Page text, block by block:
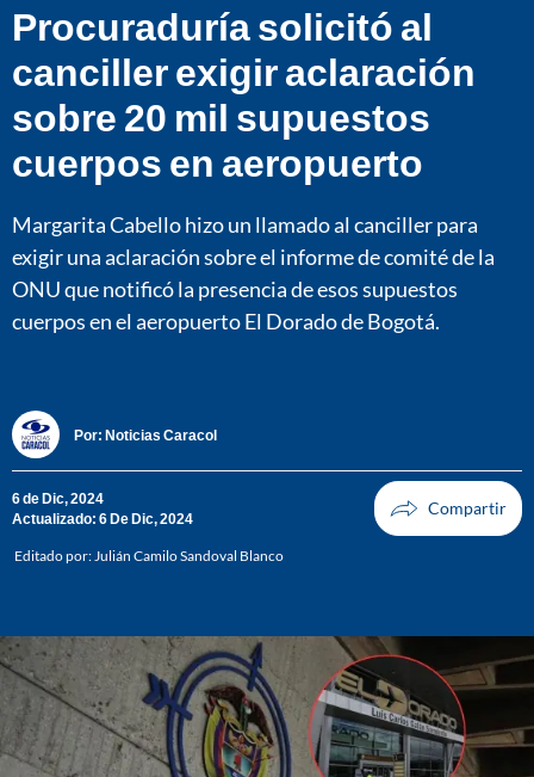
Procuraduría solicitó al
canciller exigir aclaración
sobre 20 mil supuestos
cuerpos en aeropuerto
Margarita Cabello hizo un llamado al canciller para
exigir una aclaración sobre el informe de comité de la
ONU que notificó la presencia de esos supuestos
cuerpos en el aeropuerto El Dorado de Bogotá.
Por: Noticias Caracol
6 de Dic, 2024
Actualizado: 6 De Dic, 2024
Editado por:Julián Camilo Sandoval Blanco